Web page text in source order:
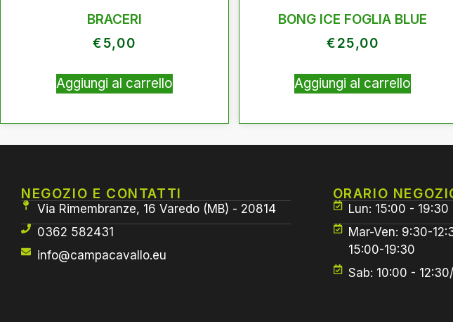
BRACERI
€5,00
Aggiungi al carrello
BONG ICE FOGLIA BLUE
€25,00
Aggiungi al carrello
NEGOZIO E CONTATTI
Via Rimembranze, 16 Varedo (MB) - 20814
0362 582431
info@campacavallo.eu
ORARIO
Lun: 15:00 - 19:30
Mar-Ven: 9:30-
15:00-19:30
Sab: 10:00 -